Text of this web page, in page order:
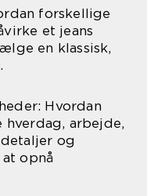
forskellige
et jeans
en klassisk,
Hvordan
hverdag, arbejde,
og
opnå